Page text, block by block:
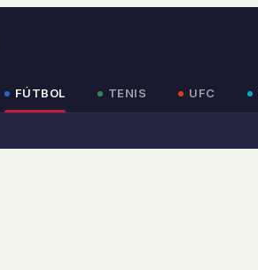
FÚTBOL TENIS UFC